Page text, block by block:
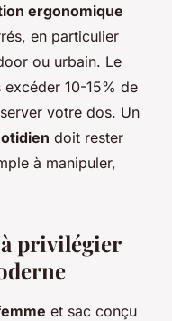
ergonomique
en particulier
ou urbain. Le
10-15% de
votre dos. Un
doit rester
à manipuler,
privilégier
et sac conçu